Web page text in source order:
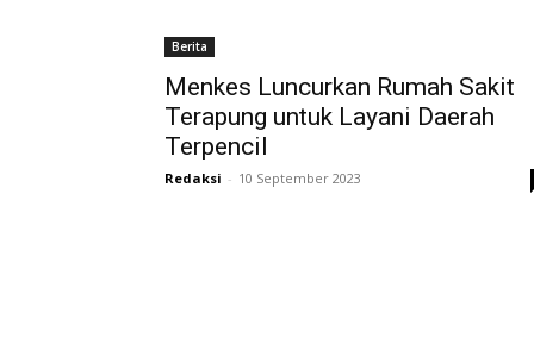
Berita
Menkes Luncurkan Rumah Sakit
Terapung untuk Layani Daerah
Terpencil
Redaksi - 10 September 2023